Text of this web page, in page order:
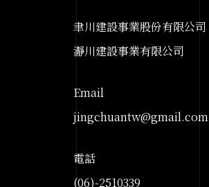
聿川建設事業股份有限公司
瀞川建設事業有限公司
Email
jingchuantw@gmail.com
電話
(06)-2510339